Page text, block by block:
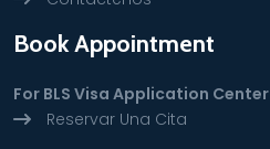
Book Appointment
For BLS Visa Application Center
Reservar Una Cita